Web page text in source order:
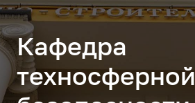
Кафедра
техносферной